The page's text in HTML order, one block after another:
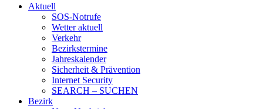
Aktuell
SOS-Notrufe
Wetter aktuell
Verkehr
Bezirkstermine
Jahreskalender
Sicherheit & Prävention
Internet Security
SEARCH – SUCHEN
Bezirk